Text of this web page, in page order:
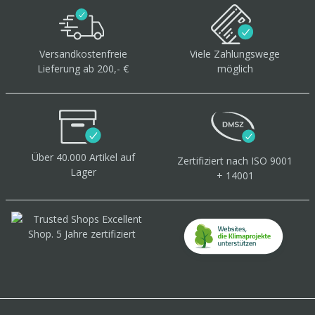
Versandkostenfreie
Lieferung ab 200,- €
Viele Zahlungswege
möglich
Über 40.000 Artikel auf
Lager
Zertifiziert nach ISO 9001
+ 14001